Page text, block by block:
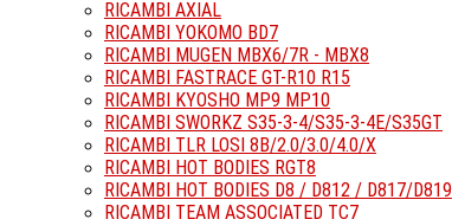
RICAMBI AXIAL
RICAMBI YOKOMO BD7
RICAMBI MUGEN MBX6/7R - MBX8
RICAMBI FASTRACE GT-R10 R15
RICAMBI KYOSHO MP9 MP10
RICAMBI SWORKZ S35-3-4/S35-3-4E/S35GT
RICAMBI TLR LOSI 8B/2.0/3.0/4.0/X
RICAMBI HOT BODIES RGT8
RICAMBI HOT BODIES D8 / D812 / D817/D819
RICAMBI TEAM ASSOCIATED TC7